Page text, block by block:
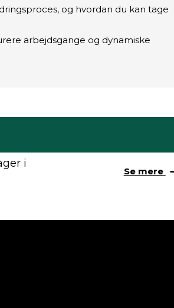
og hvordan du kan tage
arbejdsgange og dynamiske
i
Se mere